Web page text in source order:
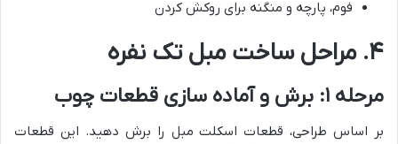
فوم، پارچه و منگنه برای روکش کردن
۴. مراحل ساخت مبل تک نفره
مرحله ۱: برش و آماده سازی قطعات چوب
بر اساس طراحی، قطعات اسکلت مبل را برش دهید. این قطعات